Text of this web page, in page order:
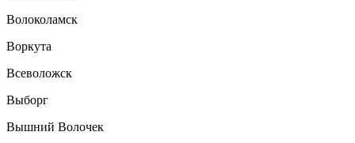
Волоколамск
Воркута
Всеволожск
Выборг
Вышний Волочек